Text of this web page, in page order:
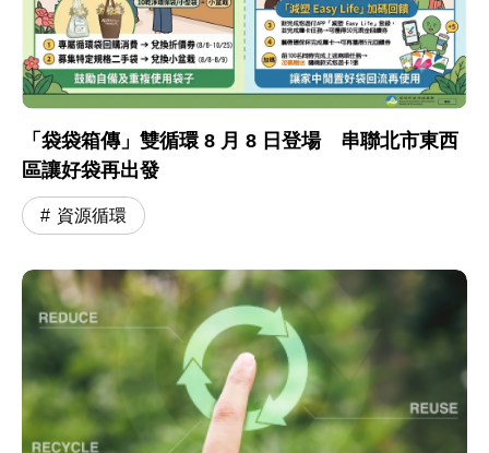
「袋袋箱傳」雙循環 8 月 8 日登場 串聯北市東西
區讓好袋再出發
資源循環